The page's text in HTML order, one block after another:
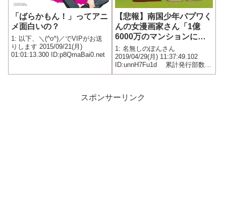
「ばらかもん！」ってアニ
メ面白いの？
1: 以下、＼(^o^)／でVIPがお送
りします 2015/09/21(月)
01:01:13.300 ID:p8QmaBai0.net
【悲報】南国少年パプワく
んの女漫画家さん「1億
6000万のマンションに住
んでるけど満たされない。
36時間も寝てない。金し
かない」
1: 名無しのぽんさん
2019/04/29(月) 11:37:49.102
ID:unnH7Fu1d 累計発行部数
600万部を超える漫画「南国少年
ビ「アウトデラックス」（木曜
スポンサーリンク